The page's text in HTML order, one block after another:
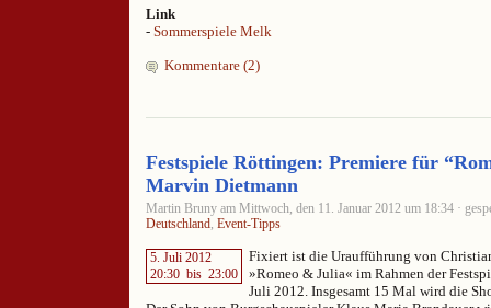
Link
- Sommerspiele Melk
Kommentare (2)
Festspiele Röttingen: Premiere für
Marvin Dietmann
Martin Bruny am Mittwoch, den 11. Januar 2012 um 18:34 ·
Deutschland, Event-Tipps
5. Juli 2012
20:30 bis 23:00
Fixiert ist die Uraufführung von
»Romeo & Julia« im Rahmen der
Juli 2012. Insgesamt 15 Mal wird die